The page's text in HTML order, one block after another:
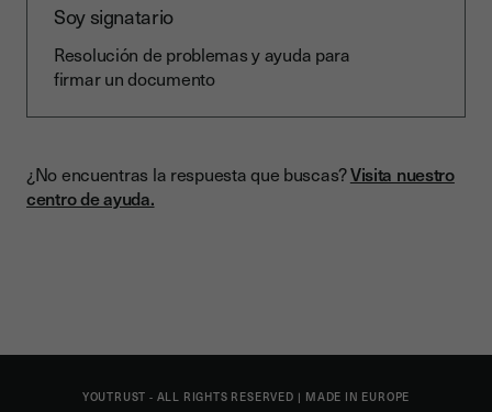
Soy signatario
Resolución de problemas y ayuda para
firmar un documento
¿No encuentras la respuesta que buscas?Visita nuestro
centro de ayuda.
YOUTRUST - ALL RIGHTS RESERVED | MADE IN EUROPE